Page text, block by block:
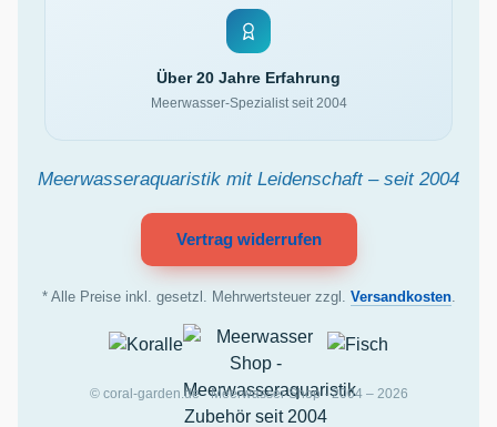
Über 20 Jahre Erfahrung
Meerwasser-Spezialist seit 2004
Meerwasseraquaristik mit Leidenschaft – seit 2004
Vertrag widerrufen
* Alle Preise inkl. gesetzl. Mehrwertsteuer zzgl. Versandkosten.
© coral-garden.de · Meerwasser Shop · 2004 – 2026